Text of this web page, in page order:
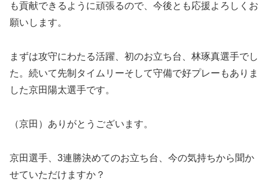
も貢献できるように頑張るので、今後とも応援よろしくお
願いします。
まずは攻守にわたる活躍、初のお立ち台、林琢真選手でし
た。続いて先制タイムリーそして守備で好プレーもありま
した京田陽太選手です。
（京田）ありがとうございます。
京田選手、3連勝決めてのお立ち台、今の気持ちから聞か
せていただけますか？